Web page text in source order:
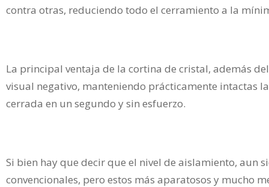
contra otras, reduciendo todo el cerramiento a la
La principal ventaja de la cortina de cristal, además
visual negativo, manteniendo prácticamente intactas
cerrada en un segundo y sin esfuerzo.
Si bien hay que decir que el nivel de aislamiento, aun
convencionales, pero estos más aparatosos y mucho